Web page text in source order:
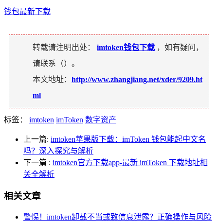
钱包最新下载
转载请注明出处： imtoken钱包下载 ，如有疑问，
请联系（）。
本文地址： http://www.zhangjiang.net/xder/9209.ht
ml
标签： imtoken imToken 数字资产
上一篇: imtoken苹果版下载：imToken 钱包能起中文名
吗？深入探究与解析
下一篇 : imtoken官方下载app-最新 imToken 下载地址相
关全解析
相关文章
警惕！imtoken卸载不当或致信息泄露？正确操作与风险